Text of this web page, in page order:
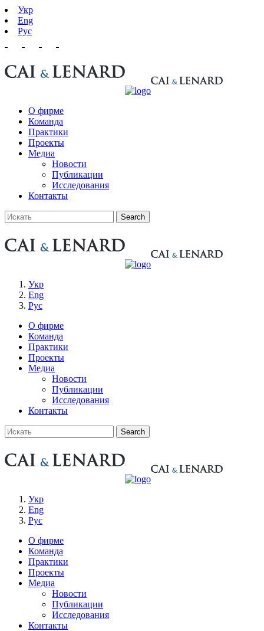
Укр
Eng
Рус
О фирме
Команда
Практики
Проекты
Медиа
Новости
Публикации
Исследования
Контакты
Укр
Eng
Рус
О фирме
Команда
Практики
Проекты
Медиа
Новости
Публикации
Исследования
Контакты
Укр
Eng
Рус
О фирме
Команда
Практики
Проекты
Медиа
Новости
Публикации
Исследования
Контакты